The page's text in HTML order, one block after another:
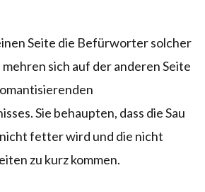
Seite die Befürworter solcher
sich auf der anderen Seite
Sie behaupten, dass die Sau
fetter wird und die nicht
zu kurz kommen.